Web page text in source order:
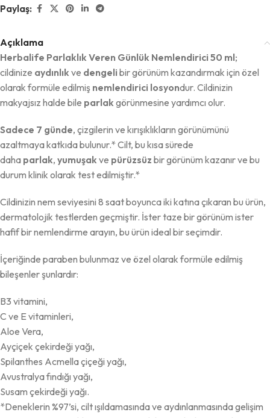
Paylaş:
Açıklama
Herbalife Parlaklık Veren Günlük Nemlendirici 50 ml;
cildinize aydınlıkve dengeli bir görünüm kazandırmak için özel
olarak formüle edilmiş nemlendirici losyondur. Cildinizin
makyajsız halde bile parlakgörünmesine yardımcı olur.
Sadece 7 günde, çizgilerin ve kırışıklıkların görünümünü
azaltmaya katkıda bulunur.* Cilt, bu kısa sürede
daha parlak, yumuşakve pürüzsüz bir görünüm kazanır ve bu
durum klinik olarak test edilmiştir.*
Cildinizin nem seviyesini 8 saat boyunca iki katına çıkaran bu ürün,
dermatolojik testlerden geçmiştir. İster taze bir görünüm ister
hafif bir nemlendirme arayın, bu ürün ideal bir seçimdir.
İçeriğinde paraben bulunmaz ve özel olarak formüle edilmiş
bileşenler şunlardır:
B3 vitamini,
C ve E vitaminleri,
Aloe Vera,
Ayçiçek çekirdeği yağı,
Spilanthes Acmella çiçeği yağı,
Avustralya fındığı yağı,
Susam çekirdeği yağı.
*Deneklerin %97’si, cilt ışıldamasında ve aydınlanmasında gelişim